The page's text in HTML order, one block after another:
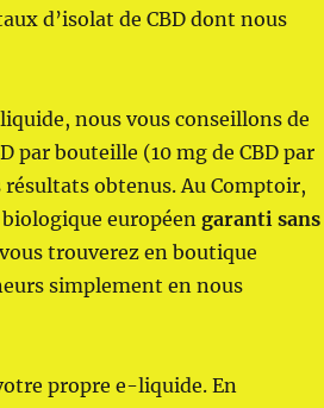
d’isolat de CBD dont nous
nous vous conseillons de
par bouteille (10 mg de CBD par
obtenus. Au Comptoir,
biologique européengaranti sans
trouverez en boutique
simplement en nous
propre e-liquide. En